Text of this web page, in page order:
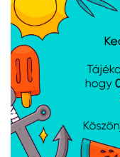
Hétfő:
Kedd:
Szerda:
Csütörtök:
Péntek:
Garancia (P):
Kapcsolat